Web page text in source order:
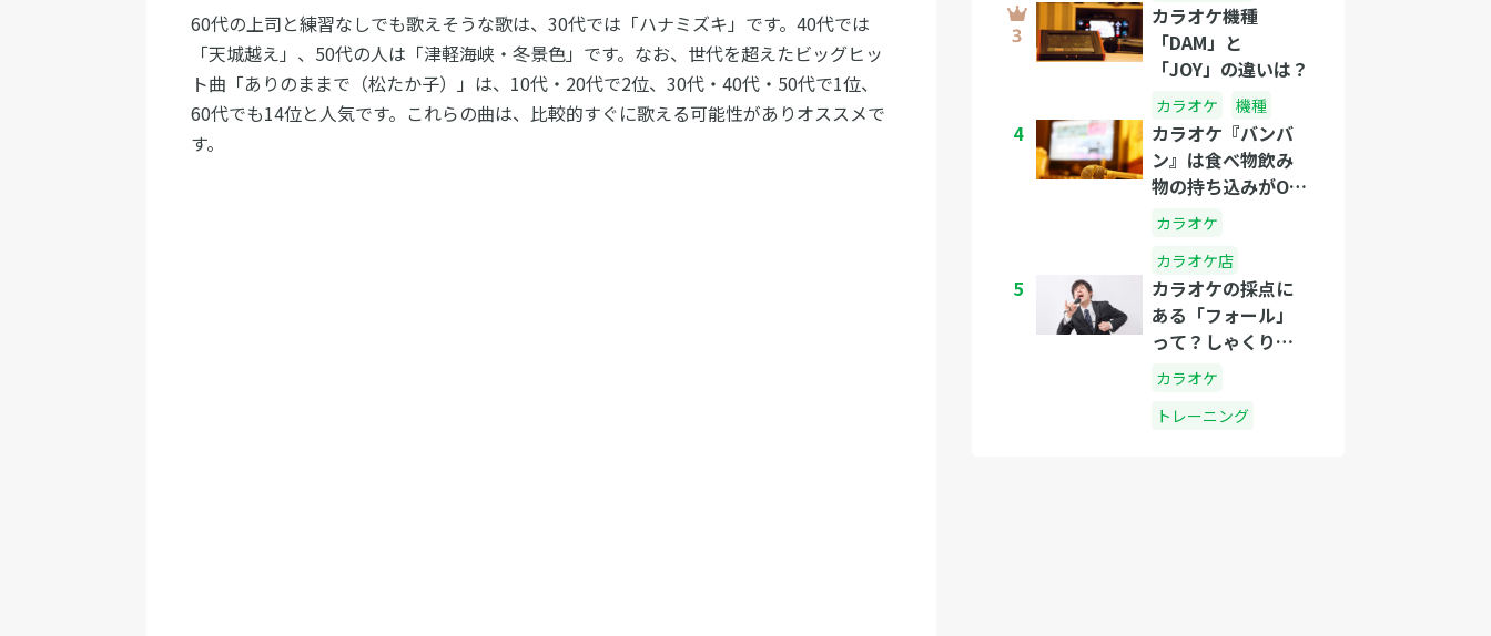
60代の上司と練習なしでも歌えそうな歌は、30代では「ハナミズキ」です。40代では
「天城越え」、50代の人は「津軽海峡・冬景色」です。なお、世代を超えたビッグヒッ
ト曲「ありのままで（松たか子）」は、10代・20代で2位、30代・40代・50代で1位、
60代でも14位と人気です。これらの曲は、比較的すぐに歌える可能性がありオススメで
す。
カラオケ機種
「DAM」と
「JOY」の違いは？
カラオケ 機種
4
カラオケ『バンバ
ン』は食べ物飲み
物の持ち込みがOK
なのか？
カラオケ
カラオケ店
5
カラオケの採点に
ある「フォール」
って？しゃくりと
は？
カラオケ
トレーニング